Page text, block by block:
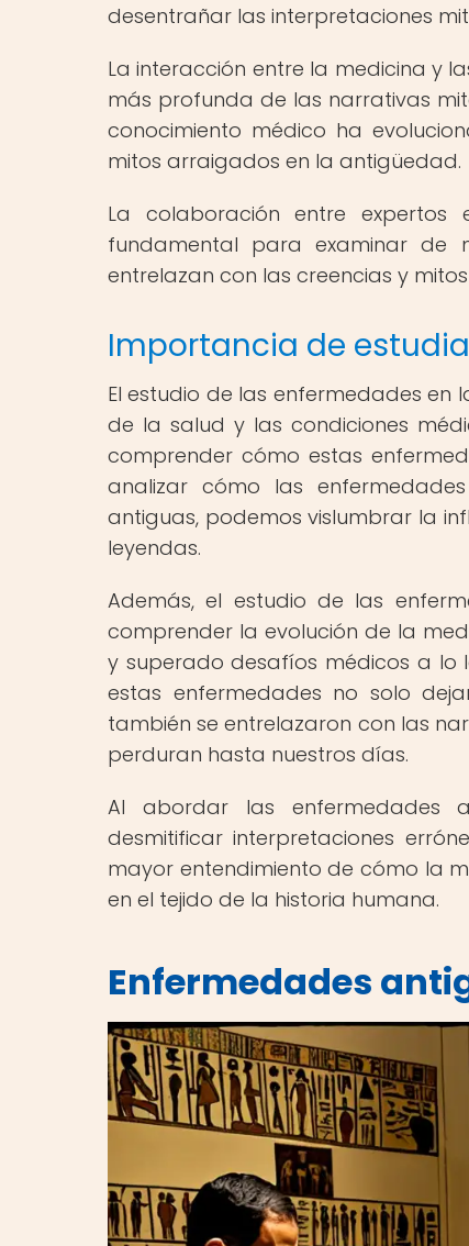
desentrañar las interpretaciones
La interacción entre la medicina y
más profunda de las narrativas
conocimiento médico ha
mitos arraigados en la antigüedad.
La colaboración entre
fundamental para examinar de
entrelazan con las creencias y
Importancia de
El estudio de las enfermedades
de la salud y las condiciones
comprender cómo estas
analizar cómo las
antiguas, podemos vislumbrar la
leyendas.
Además, el estudio de las
comprender la evolución de la
y superado desafíos médicos a lo
estas enfermedades no solo
también se entrelazaron con las
perduran hasta nuestros días.
Al abordar las enfermedades
desmitificar interpretaciones
mayor entendimiento de cómo la
en el tejido de la historia humana.
Enfermedades